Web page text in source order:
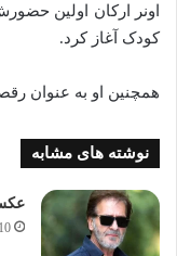
اونر ارکان اولین
کودک آغاز کرد.
همچنین او به عنوان
نوشته های مشابه
عکس
10 تیر 1405